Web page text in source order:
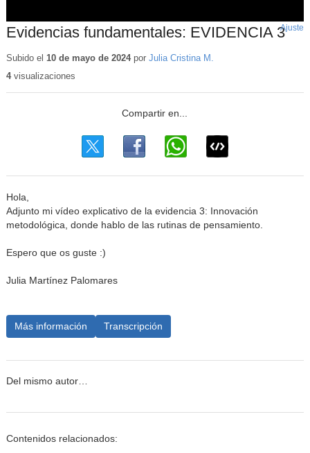
Evidencias fundamentales: EVIDENCIA 3Ajuste
Subido el 10 de mayo de 2024por Julia Cristina M.
4visualizaciones
Hola,
Adjunto mi vídeo explicativo de la evidencia 3: Innovación
metodológica, donde hablo de las rutinas de pensamiento.
Espero que os guste :)
Julia Martínez Palomares
Más información Transcripción
Del mismo autor…
Contenidos relacionados: